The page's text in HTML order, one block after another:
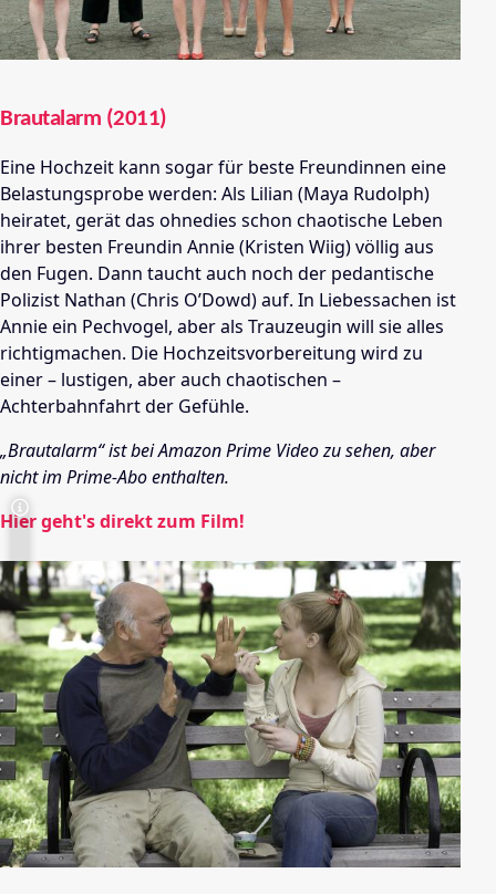
Brautalarm (2011)
Eine Hochzeit kann sogar für beste Freundinnen eine
Belastungsprobe werden: Als Lilian (Maya Rudolph)
heiratet, gerät das ohnedies schon chaotische Leben
ihrer besten Freundin Annie (Kristen Wiig) völlig aus
den Fugen. Dann taucht auch noch der pedantische
Polizist Nathan (Chris O’Dowd) auf. In Liebessachen ist
Annie ein Pechvogel, aber als Trauzeugin will sie alles
richtigmachen. Die Hochzeitsvorbereitung wird zu
einer – lustigen, aber auch chaotischen –
Achterbahnfahrt der Gefühle.
„Brautalarm“ ist bei Amazon Prime Video zu sehen, aber
nicht im Prime-Abo enthalten.
Hier geht's direkt zum Film!